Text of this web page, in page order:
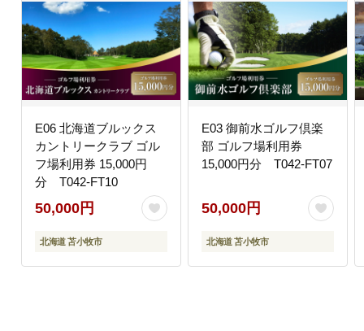
E06 北海道ブルックス
カントリークラブ ゴル
フ場利用券 15,000円
分 T042-FT10
50,000円
北海道 苫小牧市
E03 御前水ゴルフ倶楽
部 ゴルフ場利用券
15,000円分 T042-FT07
50,000円
北海道 苫小牧市